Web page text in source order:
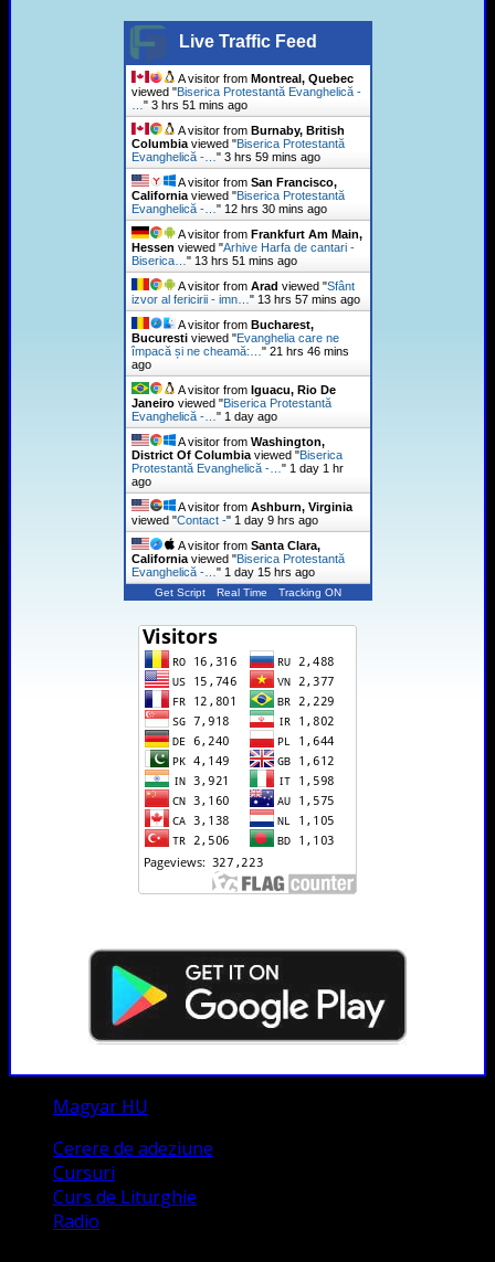
Live Traffic Feed
A visitor from Montreal, Quebec
viewed "Biserica Protestantă Evanghelică -
" 3 hrs 51 mins ago
A visitor from Burnaby, British
Columbiaviewed "Biserica Protestantă
Evanghelică -… " 4 hrs ago
A visitor from San Francisco,
Californiaviewed "Biserica Protestantă
Evanghelică -… " 12 hrs 30 mins ago
A visitor from Frankfurt Am Main,
Hessen viewed "Arhive Harfa de cantari -
Biserica… " 13 hrs 51 mins ago
A visitor from Arad viewed "Sfânt
izvor al fericirii - imn… " 13 hrs 57 mins ago
A visitor from Bucharest,
Bucurestiviewed "Evanghelia care ne
împacă și ne cheamă:… " 21 hrs 46 mins
ago
A visitor from Iguacu, Rio De
Janeiroviewed "Biserica Protestantă
Evanghelică -… " 1 day ago
A visitor from Washington,
District Of Columbiaviewed "Biserica
Protestantă Evanghelică -… " 1 day 1 hr
ago
A visitor from Ashburn, Virginia
viewed "Contact -" 1 day 9 hrs ago
A visitor from Santa Clara,
Californiaviewed "Biserica Protestantă
Evanghelică -… " 1 day 15 hrs ago
Get Script Real Time Tracking ON
Magyar HU
Cerere de adeziune
Cursuri
Curs de Liturghie
Radio